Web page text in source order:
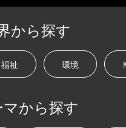
から探す
祉 環境
マから探す